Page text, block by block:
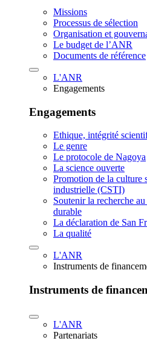
Missions
Processus de sélection
Organisation et
Le budget de l’ANR
Documents de référence
L'ANR
Engagements
Engagements
Ethique, intégrité
Le genre
Le protocole de Nagoya
La science ouverte
Promotion de la culture
industrielle (CSTI)
Soutenir la recherche
durable
La déclaration de San
La qualité
L'ANR
Instruments de
Instruments de
L'ANR
Partenariats